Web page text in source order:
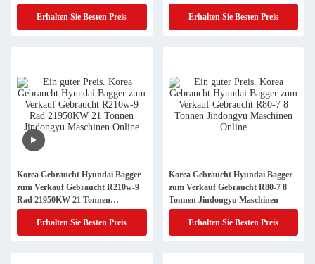
Erhalten Sie Besten Preis Erhalten Sie Besten Preis
Korea Gebraucht Hyundai Bagger
zum Verkauf Gebraucht R210w-9
Rad 21950KW 21 Tonnen
Jindongyu Maschinen
Erhalten Sie Besten Preis
Korea Gebraucht Hyundai Bagger
zum Verkauf Gebraucht R80-7 8
Tonnen Jindongyu Maschinen
Erhalten Sie Besten Preis